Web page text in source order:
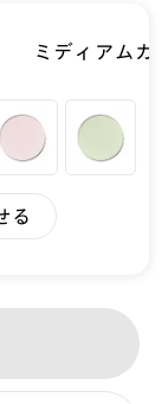
ミディアムカ
る